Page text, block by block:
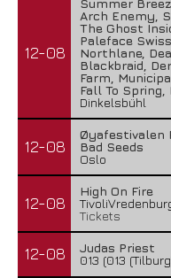
12-08
Summer
Arch Enemy,
The Ghost
Paleface
Northlane,
Blackbraid,
Farm,
Fall To Spring,
Dinkelsbühl
12-08
Øyafestivalen
Bad Seeds
Oslo
12-08
High On Fire
Tickets
12-08
Judas Priest
013 (013